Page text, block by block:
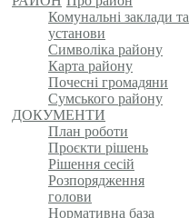
Комунальні заклади та
установи
Символіка району
Карта району
Почесні громадяни
Сумського району
ДОКУМЕНТИ
План роботи
Проєкти рішень
Рішення сесій
Розпорядження
голови
Нормативна база